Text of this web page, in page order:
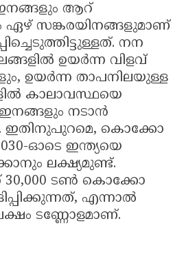
ഇനങ്ങളും ആറ്
സങ്കരയിനങ്ങളുമാണ്
നന
ഉയർന്ന വിളവ്
ഉയർന്ന താപനിലയുള്ള
കാലാവസ്ഥയെ
ഇനങ്ങളും നടാൻ
കൊക്കോ
ഓടെ ഇന്ത്യയെ
ലക്ഷ്യമുണ്ട്.
30,000 ടൺ കൊക്കോ
എന്നാൽ
ടണ്ണോളമാണ്.